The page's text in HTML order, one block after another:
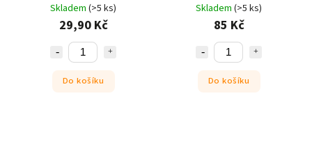
Skladem (>5 ks)
29,90 Kč
Do košíku
Skladem (>5 ks)
85 Kč
Do košíku